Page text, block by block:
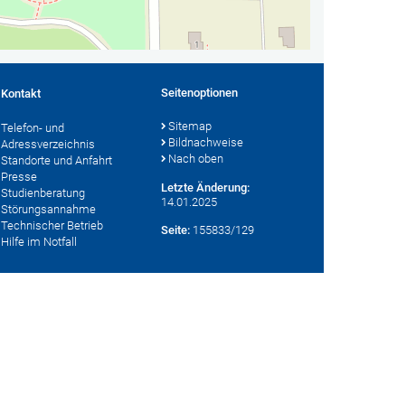
Kontakt
Telefon- und
Adressverzeichnis
Standorte und Anfahrt
Presse
Studienberatung
Störungsannahme
Technischer Betrieb
Hilfe im Notfall
Seitenoptionen
Sitemap
Bildnachweise
Nach oben
Letzte Änderung:
14.01.2025
Seite: 155833/129